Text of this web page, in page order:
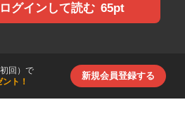
ログインして読む 65pt
回）で
ト！
新規会員登録する